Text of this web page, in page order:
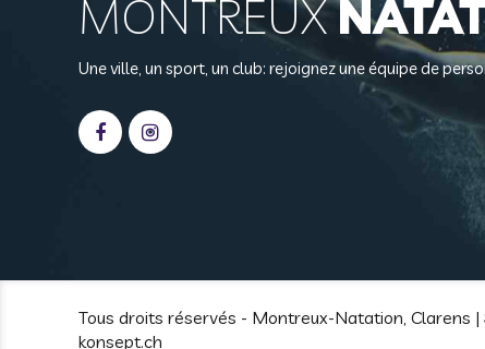
MONTREUX
Une ville, un sport, un club: rejoignez une équipe de
Tous droits réservés - Montreux-Natation, Clarens |
konsept.ch